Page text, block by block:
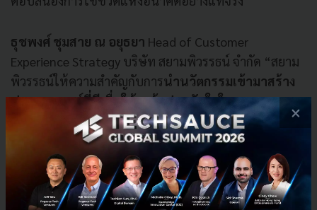
ธุชพงศ์ ชุมสาย ณ อยุธยา Head of Customer
Experience Strategy บริษัท สยามพิวรรธน์ จำกัด “สยาม
พิวรรธน์ให้ความสำคัญกับการนำนวัตกรรมเข้ามาสร้าง
ประสบการณ์ที่ดีเพื่อให้ลูกค้าประทับใจในทุก Touch
ทั้งใน Physical platform เมื่อได้มาสัมผัส
ศูนย์การค้าในโลกจริง และยังนำเทคโนโลยีมาต่อยอดเพื่อ
ยกระดับประสบการณ์บนดิจิทัลแพลตฟอร์มผ่าน
ONESIAM SuperApp รวมทั้งการบริการแบบ
Personalized ให้เฉพาะเจาะจงมากขึ้น เพื่อให้ตรงใจและ
×